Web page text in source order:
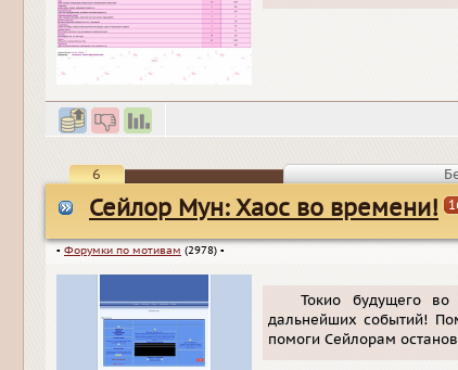
6
Сейлор Мун: Хаос во времени!
▪ Форумки по мотивам (2978) ▪
Токио будущего
дальнейших событий!
помоги Сейлорам